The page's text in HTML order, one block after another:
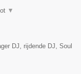
▼
DJ, rijdende DJ, Soul